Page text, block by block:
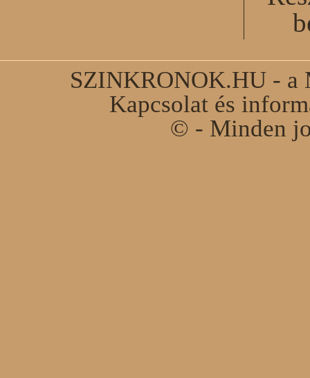
SZINKRONOK.HU - a
Kapcsolat és
© - Minden